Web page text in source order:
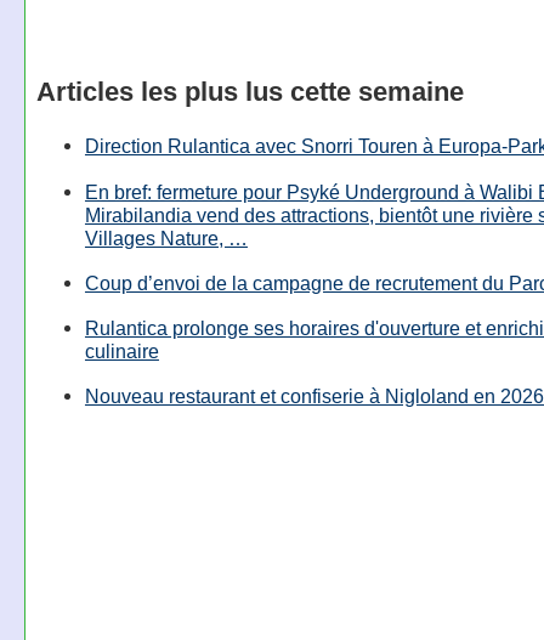
Articles les plus lus cette semaine
Direction Rulantica avec Snorri Touren à Europa-
En bref: fermeture pour Psyké Underground à Walibi
Mirabilandia vend des attractions, bientôt une rivière
Villages Nature, …
Coup d’envoi de la campagne de recrutement du
Rulantica prolonge ses horaires d'ouverture et
culinaire
Nouveau restaurant et confiserie à Nigloland en 2026